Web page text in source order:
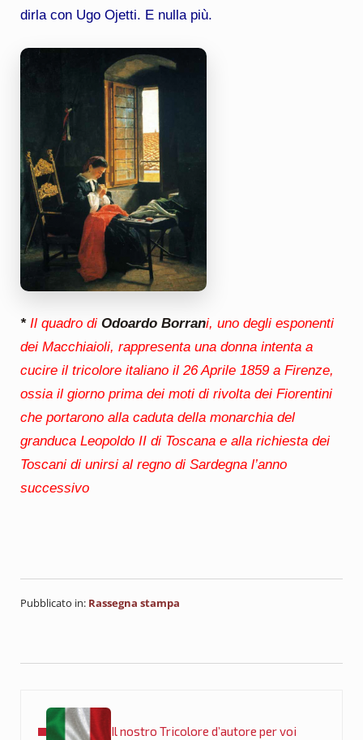
dirla con Ugo Ojetti. E nulla più.
* Il quadro di Odoardo Borrani, uno degli esponenti
dei Macchiaioli, rappresenta una donna intenta a
cucire il tricolore italiano il 26 Aprile 1859 a Firenze,
ossia il giorno prima dei moti di rivolta dei Fiorentini
che portarono alla caduta della monarchia del
granduca Leopoldo II di Toscana e alla richiesta dei
Toscani di unirsi al regno di Sardegna l’anno
successivo
Pubblicato in: Rassegna stampa
Il nostro Tricolore d’autore per voi